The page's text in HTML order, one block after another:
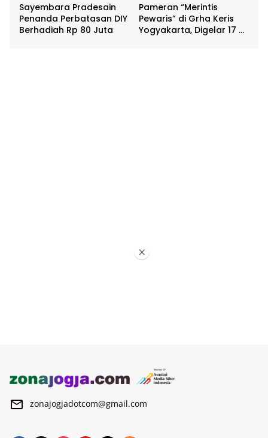
Sayembara Pradesain
Penanda Perbatasan DIY
Berhadiah Rp 80 Juta
Pameran “Merintis
Pewaris” di Grha Keris
Yogyakarta, Digelar 17 –
zonajogjadotcom@gmail.com
×